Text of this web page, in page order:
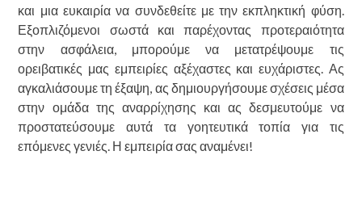
και μια ευκαιρία να συνδεθείτε με την εκπληκτική φύση.
Εξοπλιζόμενοι σωστά και παρέχοντας προτεραιότητα
στην ασφάλεια, μπορούμε να μετατρέψουμε τις
ορειβατικές μας εμπειρίες αξέχαστες και ευχάριστες. Ας
αγκαλιάσουμε τη έξαψη, ας δημιουργήσουμε σχέσεις μέσα
στην ομάδα της αναρρίχησης και ας δεσμευτούμε να
προστατεύσουμε αυτά τα γοητευτικά τοπία για τις
επόμενες γενιές. Η εμπειρία σας αναμένει!